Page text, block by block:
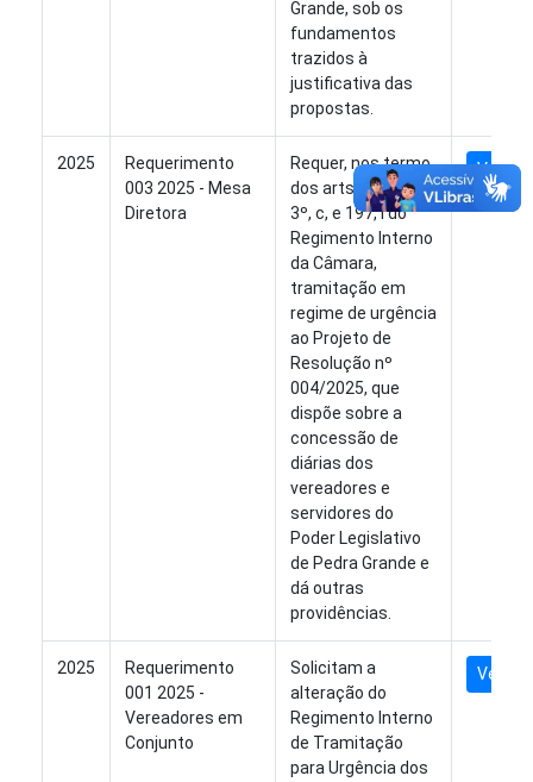
Grande, sob os
fundamentos
trazidos à
justificativa das
propostas.
2025
Requerimento
003 2025 - Mesa
Diretora
Requer, nos termo
dos arts. 167, VIII, §
3º, c, e 197, I do
Regimento Interno
da Câmara,
tramitação em
regime de urgência
ao Projeto de
Resolução nº
004/2025, que
dispõe sobre a
concessão de
diárias dos
vereadores e
servidores do
Poder Legislativo
de Pedra Grande e
dá outras
providências.
Ver
2025
Requerimento
001 2025 -
Vereadores em
Conjunto
Solicitam a
alteração do
Regimento Interno
de Tramitação
para Urgência dos
Ver